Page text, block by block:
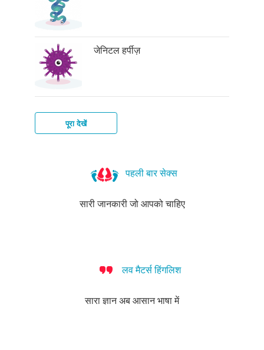
जेनिटल हर्पीज़
पूरा देखें
पहली बार सेक्स
सारी जानकारी जो आपको चाहिए
लव मैटर्स हिंगलिश
सारा ज्ञान अब आसान भाषा में